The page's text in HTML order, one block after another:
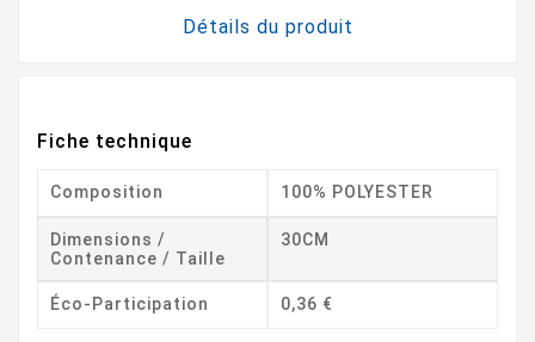
Détails du produit
Fiche technique
Composition 100% POLYESTER
Dimensions /
Contenance / Taille
30CM
Éco-Participation 0,36 €